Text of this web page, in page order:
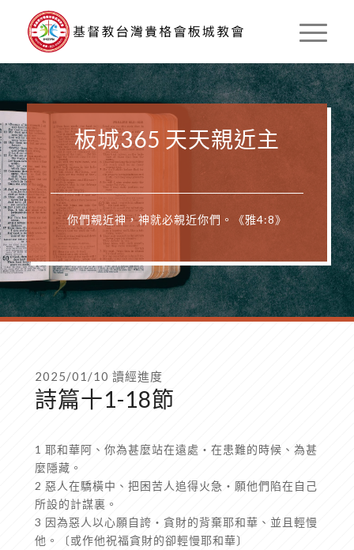
板城365 天天親近主
你們親近神，神就必親近你們。《雅4:8》
2025/01/10 讀經進度
詩篇十1-18節
1 耶和華阿、你為甚麼站在遠處‧在患難的時候、為甚
麼隱藏。
2 惡人在驕橫中、把困苦人追得火急‧願他們陷在自己
所設的計謀裏。
3 因為惡人以心願自誇‧貪財的背棄耶和華、並且輕慢
他。〔或作他祝福貪財的卻輕慢耶和華〕